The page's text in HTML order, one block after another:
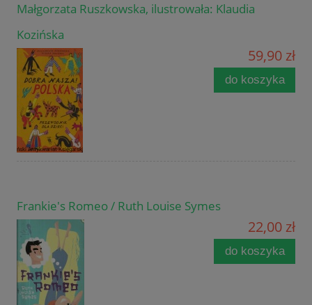
Małgorzata Ruszkowska, ilustrowała: Klaudia
Kozińska
59,90 zł
do koszyka
Frankie's Romeo / Ruth Louise Symes
22,00 zł
do koszyka